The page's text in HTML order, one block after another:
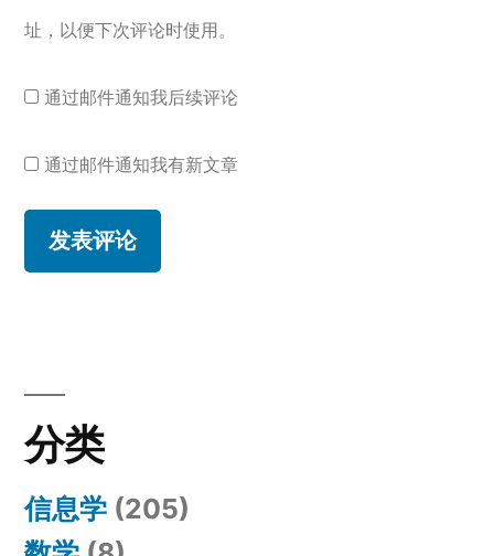
址，以便下次评论时使用。
通过邮件通知我后续评论
通过邮件通知我有新文章
分类
信息学 (205)